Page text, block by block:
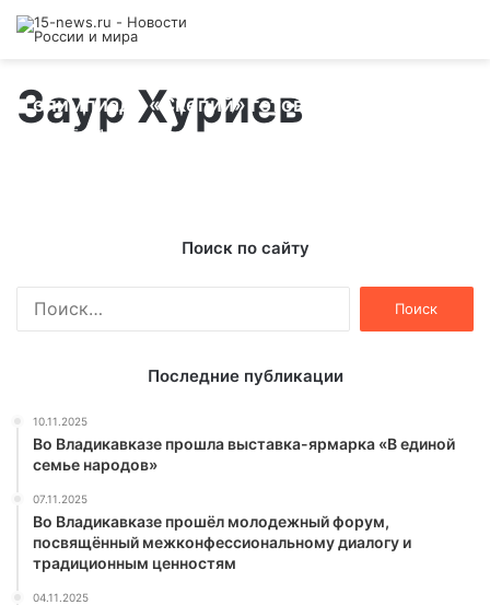
Заур Хуриев
олимпиаде «Скепий» готовятся студенты-
медики Северной Осетии
13.05.2014
Поиск по сайту
Последние публикации
10.11.2025
Во Владикавказе прошла выставка-ярмарка «В единой
семье народов»
07.11.2025
Во Владикавказе прошёл молодежный форум,
посвящённый межконфессиональному диалогу и
традиционным ценностям
04.11.2025